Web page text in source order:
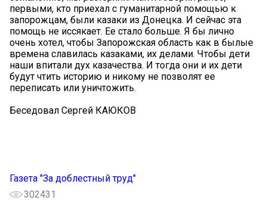
первыми, кто приехал с гуманитарной помощью к
запорожцам, были казаки из Донецка. И сейчас эта
помощь не иссякает. Ее стало больше. Я бы лично
очень хотел, чтобы Запорожская область как в былые
времена славилась казаками, их делами. Чтобы дети
наши впитали дух казачества. И тогда они и их дети
будут чтить историю и никому не позволят ее
переписать или уничтожить.
Беседовал Сергей КАЮКОВ
Газета "За доблестный труд"
302431